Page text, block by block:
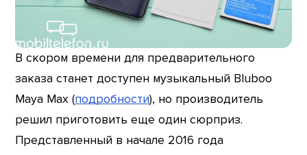
В скором времени для предварительного
заказа станет доступен музыкальный Bluboo
Maya Max (подробности), но производитель
решил приготовить еще один сюрприз.
Представленный в начале 2016 года